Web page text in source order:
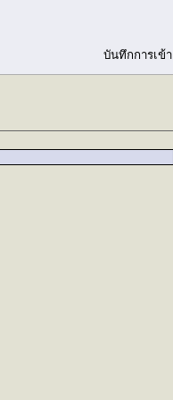
บันทึกการเข้า